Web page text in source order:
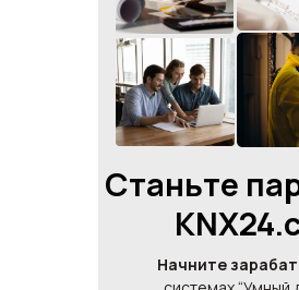
Начните
Станьте